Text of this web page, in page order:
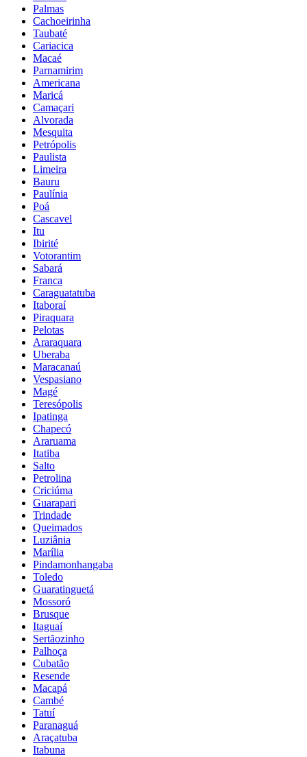
Palmas
Cachoeirinha
Taubaté
Cariacica
Macaé
Parnamirim
Americana
Maricá
Camaçari
Alvorada
Mesquita
Petrópolis
Paulista
Limeira
Bauru
Paulínia
Poá
Cascavel
Itu
Ibirité
Votorantim
Sabará
Franca
Caraguatatuba
Itaboraí
Piraquara
Pelotas
Araraquara
Uberaba
Maracanaú
Vespasiano
Magé
Teresópolis
Ipatinga
Chapecó
Araruama
Itatiba
Salto
Petrolina
Criciúma
Guarapari
Trindade
Queimados
Luziânia
Marília
Pindamonhangaba
Toledo
Guaratinguetá
Mossoró
Brusque
Itaguaí
Sertãozinho
Palhoça
Cubatão
Resende
Macapá
Cambé
Tatuí
Paranaguá
Araçatuba
Itabuna